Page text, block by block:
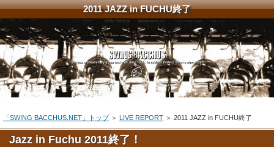
2011 JAZZ in FUCHU終了
「SWING BACCHUS.NET」トップ＞ LIVE REPORT ＞ 2011 JAZZ in FUCHU終了
Jazz in Fuchu 2011終了！